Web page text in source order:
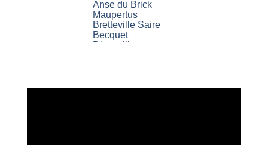
Anse du Brick
Maupertus
Bretteville Saire
Becquet
Digosville